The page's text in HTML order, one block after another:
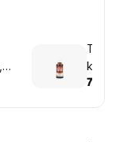
kapljice
7,30 €